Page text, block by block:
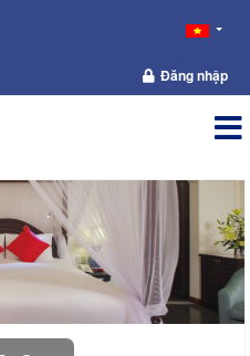
Đăng nhập